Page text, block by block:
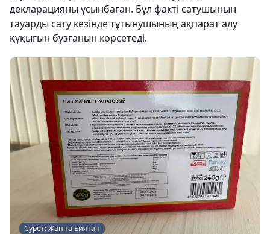
декларацияны ұсынбаған. Бұл факті сатушының
тауарды сату кезінде тұтынушының ақпарат алу
құқығын бұзғанын көрсетеді.
Сурет: Жанна Биятан